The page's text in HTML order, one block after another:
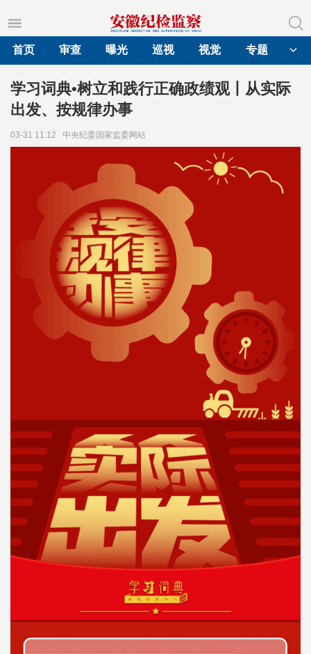
首页
审查 曝光 巡视 视觉 专题
学习词典•树立和践行正确政绩观丨从实际
出发、按规律办事
03-31 11:12 中央纪委国家监委网站